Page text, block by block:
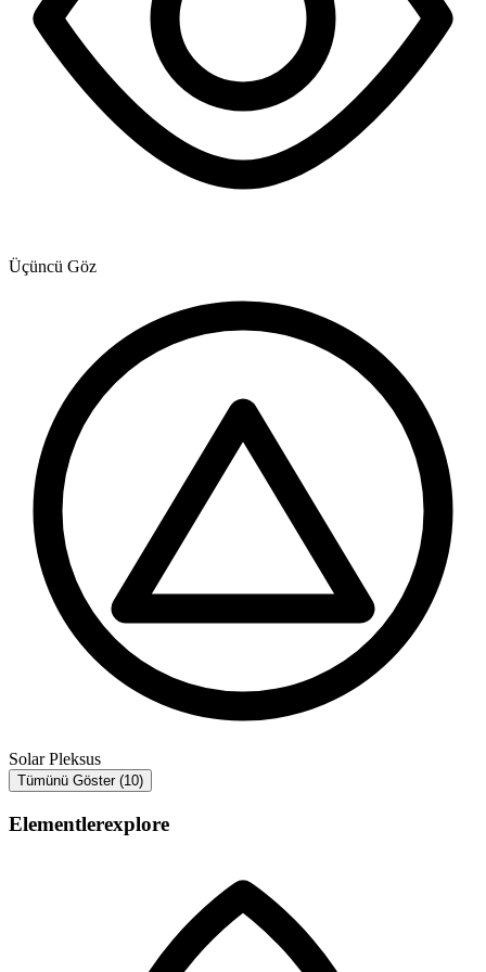
Üçüncü Göz
Solar Pleksus
Tümünü Göster (10)
Elementlerexplore